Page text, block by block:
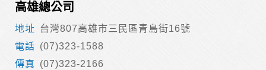
高雄總公司
台灣807高雄市三民區青島街16號
(07)323-1588
(07)323-2166